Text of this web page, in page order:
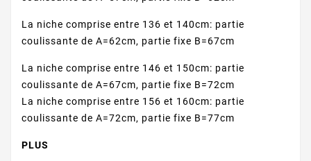
La niche comprise entre 136 et 140cm: partie
coulissante de A=62cm, partie fixe B=67cm
La niche comprise entre 146 et 150cm: partie
coulissante de A=67cm, partie fixe B=72cm
La niche comprise entre 156 et 160cm: partie
coulissante de A=72cm, partie fixe B=77cm
PLUS